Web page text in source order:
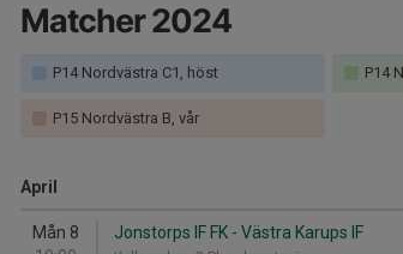
Matcher 2024
P14 Nordvästra C1, höst P14
P15 Nordvästra B, vår
April
Mån 8
Jonstorps IF FK - Västra Karups IF